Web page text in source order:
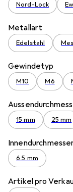
Nord-Lock
Metallart
Edelstahl
Gewindetyp
M10 M6
15 mm 25 mm
6.5 mm
Artikel pro